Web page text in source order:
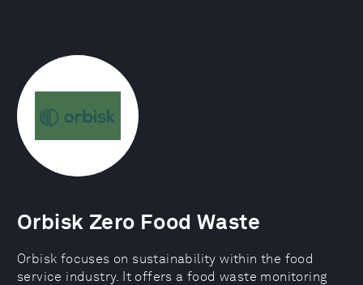
Orbisk Zero Food Waste
Orbisk focuses on sustainability within the food
service industry. It offers a food waste monitoring